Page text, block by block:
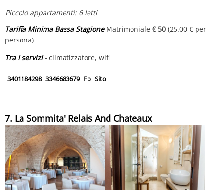
Piccolo appartamenti: 6 letti
Tariffa Minima Bassa StagioneMatrimoniale € 50 (25.00 € per
persona)
Tra i servizi -climatizzatore, wifi
3401184298 3346683679 Fb Sito
7. La Sommita' Relais And Chateaux